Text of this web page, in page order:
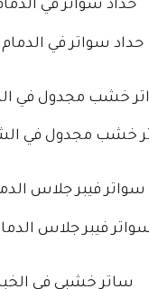
حداد سواتر في الدمام
خشب مجدول في
فيبر جلاس